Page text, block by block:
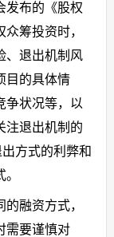
发布的《股权
筹投资时，
、退出机制风
目的具体情
争状况等，以
注退出机制的
方式的利弊和
融资方式，
需要谨慎对